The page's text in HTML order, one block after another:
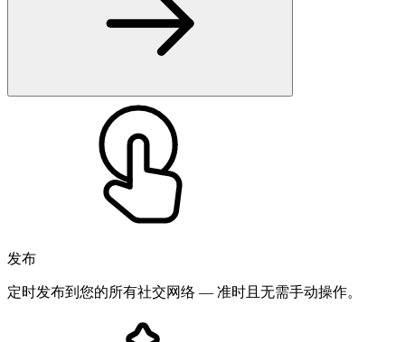
发布
定时发布到您的所有社交网络 — 准时且无需手动操作。